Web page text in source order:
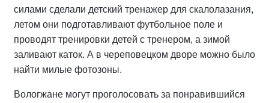
силами сделали детский тренажер для скалолазания,
летом они подготавливают футбольное поле и
проводят тренировки детей с тренером, а зимой
заливают каток. А в череповецком дворе можно было
найти милые фотозоны.
Вологжане могут проголосовать за понравившийся